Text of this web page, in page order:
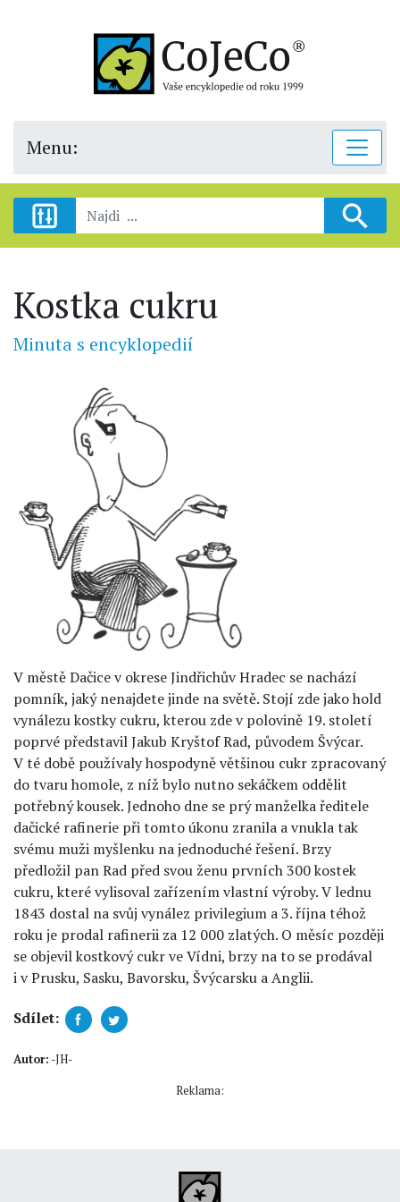
Menu:
Kostka cukru
Minuta s encyklopedií
V městě Dačice v okrese Jindřichův Hradec se nachází
pomník, jaký nenajdete jinde na světě. Stojí zde jako hold
vynálezu kostky cukru, kterou zde v polovině 19. století
poprvé představil Jakub Kryštof Rad, původem Švýcar.
V té době používaly hospodyně většinou cukr zpracovaný
do tvaru homole, z níž bylo nutno sekáčkem oddělit
potřebný kousek. Jednoho dne se prý manželka ředitele
dačické rafinerie při tomto úkonu zranila a vnukla tak
svému muži myšlenku na jednoduché řešení. Brzy
předložil pan Rad před svou ženu prvních 300 kostek
cukru, které vylisoval zařízením vlastní výroby. V lednu
1843 dostal na svůj vynález privilegium a 3. října téhož
roku je prodal rafinerii za 12 000 zlatých. O měsíc později
se objevil kostkový cukr ve Vídni, brzy na to se prodával
i v Prusku, Sasku, Bavorsku, Švýcarsku a Anglii.
Sdílet:
Autor: -JH-
Reklama: